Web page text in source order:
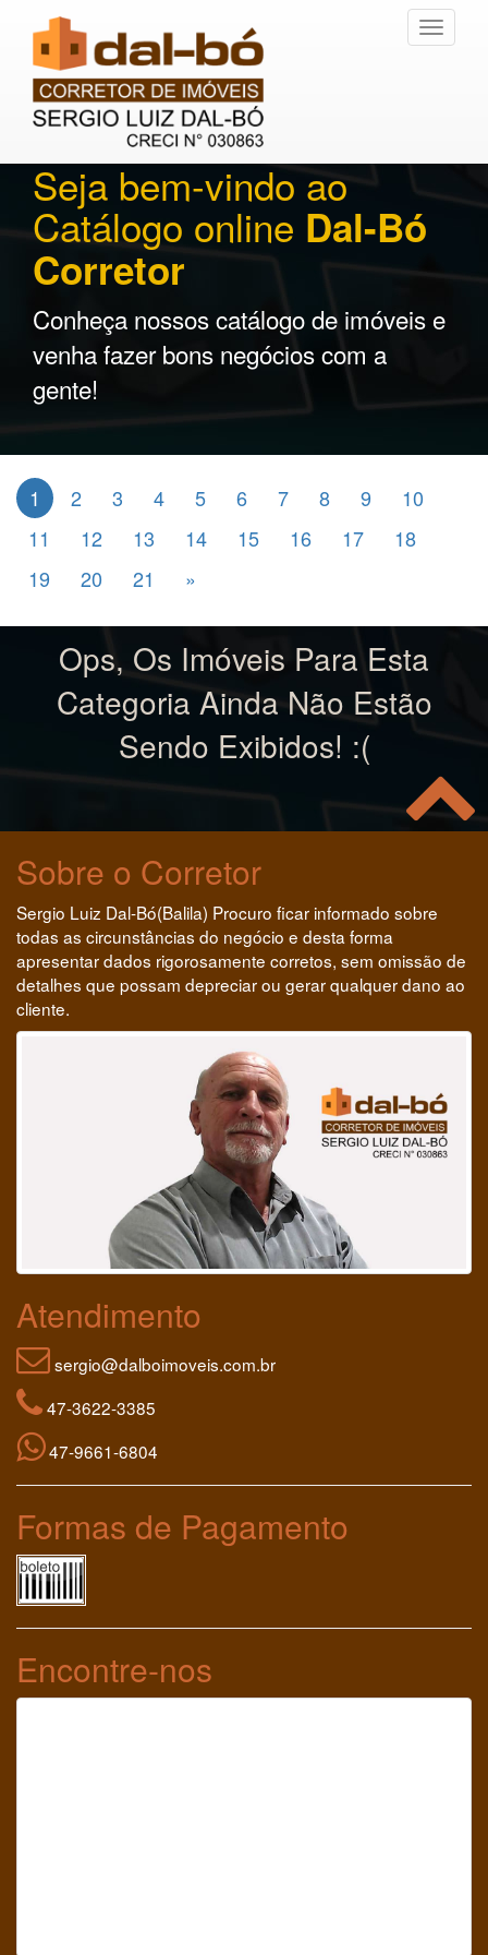
Toggle
Seja bem-vindo ao
Catálogo online Dal-Bó
Corretor
Conheça nossos catálogo de imóveis e
venha fazer bons negócios com a
gente!
1 2 3 4 5 6 7 8 9
10
11
12 13 14 15 16 17
18
19
20 21 »
Ops, Os Imóveis Para Esta
Categoria Ainda Não Estão
Sendo Exibidos! :(
Sobre o Corretor
Sergio Luiz Dal-Bó(Balila) Procuro ficar informado sobre
todas as circunstâncias do negócio e desta forma
apresentar dados rigorosamente corretos, sem omissão de
detalhes que possam depreciar ou gerar qualquer dano ao
cliente.
Atendimento
sergio@dalboimoveis.com.br
47-3622-3385
47-9661-6804
Formas de Pagamento
Encontre-nos